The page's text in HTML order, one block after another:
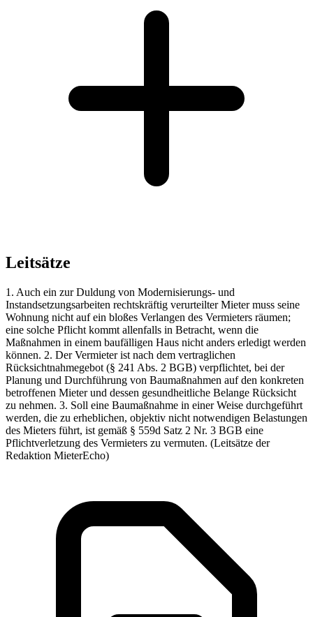
Leitsätze
1. Auch ein zur Duldung von Modernisierungs- und
Instandsetzungsarbeiten rechtskräftig verurteilter Mieter muss seine
Wohnung nicht auf ein bloßes Verlangen des Vermieters räumen;
eine solche Pflicht kommt allenfalls in Betracht, wenn die
Maßnahmen in einem baufälligen Haus nicht anders erledigt werden
können. 2. Der Vermieter ist nach dem vertraglichen
Rücksichtnahmegebot (§ 241 Abs. 2 BGB) verpflichtet, bei der
Planung und Durchführung von Baumaßnahmen auf den konkreten
betroffenen Mieter und dessen gesundheitliche Belange Rücksicht
zu nehmen. 3. Soll eine Baumaßnahme in einer Weise durchgeführt
werden, die zu erheblichen, objektiv nicht notwendigen Belastungen
des Mieters führt, ist gemäß § 559d Satz 2 Nr. 3 BGB eine
Pflichtverletzung des Vermieters zu vermuten. (Leitsätze der
Redaktion MieterEcho)